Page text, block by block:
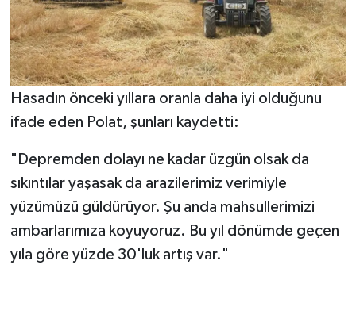
Hasadın önceki yıllara oranla daha iyi olduğunu
ifade eden Polat, şunları kaydetti:
"Depremden dolayı ne kadar üzgün olsak da
sıkıntılar yaşasak da arazilerimiz verimiyle
yüzümüzü güldürüyor. Şu anda mahsullerimizi
ambarlarımıza koyuyoruz. Bu yıl dönümde geçen
yıla göre yüzde 30'luk artış var."